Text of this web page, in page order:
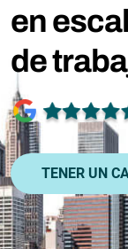
en
de
TENER UN